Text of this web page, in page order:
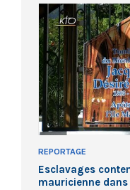
REPORTAGE
Esclavages
mauricienne